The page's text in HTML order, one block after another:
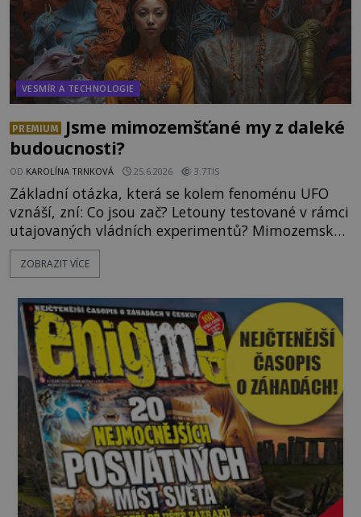
VESMÍR A TECHNOLOGIE
PREMIUM
Jsme mimozemšťané my z daleké
budoucnosti?
OD KAROLÍNA TRNKOVÁ 25.6.2026 3.7TIS
Základní otázka, která se kolem fenoménu UFO
vznáší, zní: Co jsou zač? Letouny testované v rámci
utajovaných vládních experimentů? Mimozemské
vesmírné lodě plnící na Zemi nám neznámý úkol?
Skokani mezi dimenzemi, putující po mostech
možnostech již desítky let vzrušeně diskutují
vědci, ufologo
ZOBRAZIT VÍCE